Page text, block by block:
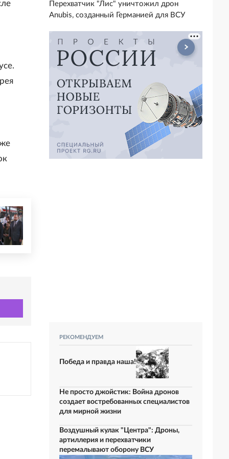
Перехватчик "Лис" уничтожил дрон
Anubis, созданный Германией для ВСУ
РЕКОМЕНДУЕМ
Победа и правда наша!
Не просто джойстик: Война дронов
создает востребованных специалистов
для мирной жизни
Воздушный кулак "Центра": Дроны,
артиллерия и перехватчики
перемалывают оборону ВСУ